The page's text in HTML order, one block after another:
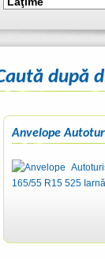
după
Anvelope